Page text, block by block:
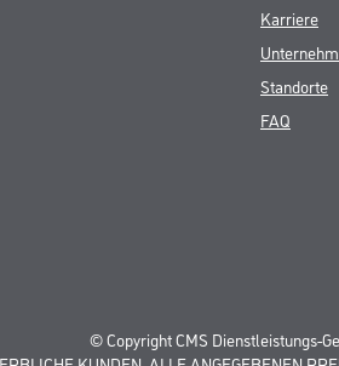
Karriere
Standorte
FAQ
© Copyright CMS Dienstleistungs-